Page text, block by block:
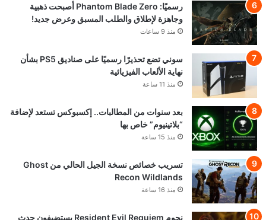
رسميًا: Phantom Blade Zero أصبحت ذهبية
وجاهزة لإطلاق والطلب المسبق وعرض جديد!
منذ 9 ساعات
سوني تضع تحذيرًا رسميًا على صناديق PS5 بشأن
نهاية الألعاب الفيزيائية
منذ 11 ساعة
بعد سنوات من المطالبات.. إكسبوكس تستعد لإضافة
“بلاتينيوم” خاص بها
منذ 15 ساعة
تسريب خصائص نسخة الجيل الحالي من Ghost
Recon Wildlands
منذ 16 ساعة
نجوم Resident Evil Requiem يستضيفون حدث